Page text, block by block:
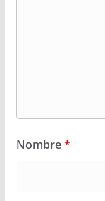
Nombre*